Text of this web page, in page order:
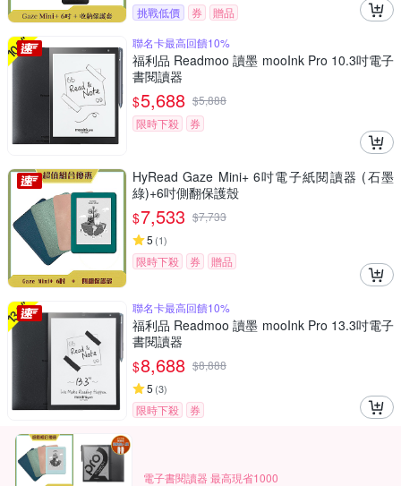
挑戰低價 券
贈品
聯名卡最高回饋10%
福利品 Readmoo 讀墨 mooInk Pro 10.3吋電子
書閱讀器
$5,688 $5,888
限時下殺
券
HyRead Gaze Mini+ 6吋電子紙閱讀器 (石墨
綠)+6吋側翻保護殼
$7,533 $7,733
5 (1)
限時下殺 券 贈品
聯名卡最高回饋10%
福利品 Readmoo 讀墨 mooInk Pro 13.3吋電子
書閱讀器
$8,688 $8,888
5 (3)
限時下殺 券
電子書閱讀器 最高現省1000